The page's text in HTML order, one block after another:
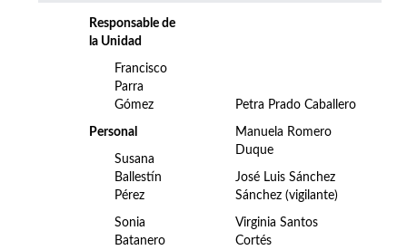
Responsable de
la Unidad
Francisco
Parra
Gómez
Personal
Susana
Ballestín
Pérez
Sonia
Batanero
Petra Prado Caballero
Manuela Romero
Duque
José Luis Sánchez
Sánchez (vigilante)
Virginia Santos
Cortés